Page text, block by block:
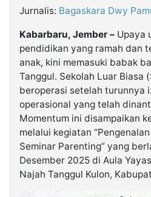
Kabarbaru.co
2026
Kabarbaru
Media
Holding
Jurnalis: Bagaskara Dwy
Kabarbaru, Jember – Upaya
pendidikan yang ramah dan
anak, kini memasuki babak
Tanggul. Sekolah Luar Biasa
beroperasi setelah turunnya
operasional yang telah
Momentum ini disampaikan
melalui kegiatan
Seminar Parenting” yang
Desember 2025 di Aula
Najah Tanggul Kulon,